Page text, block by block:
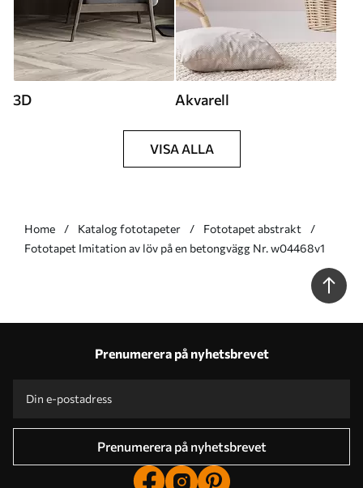
3D Akvarell
VISA ALLA
Home Katalog fototapeter
Fototapet abstrakt
Fototapet Imitation av löv på en betongvägg Nr. w04468v1
Prenumerera på nyhetsbrevet
Prenumerera på nyhetsbrevet